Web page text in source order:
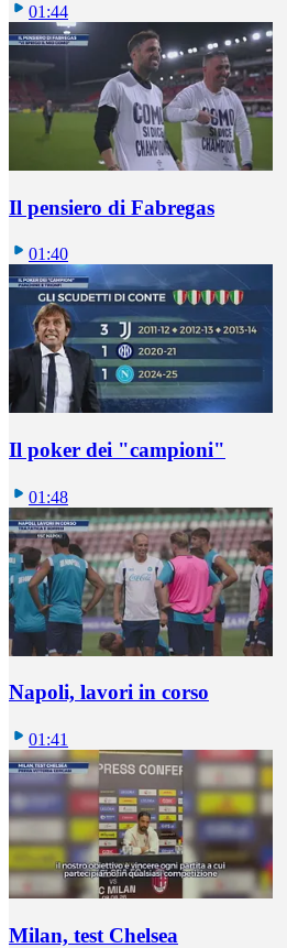
01:44
Il pensiero di Fabregas
01:40
Il poker dei "campioni"
01:48
Napoli, lavori in corso
01:41
Milan, test Chelsea